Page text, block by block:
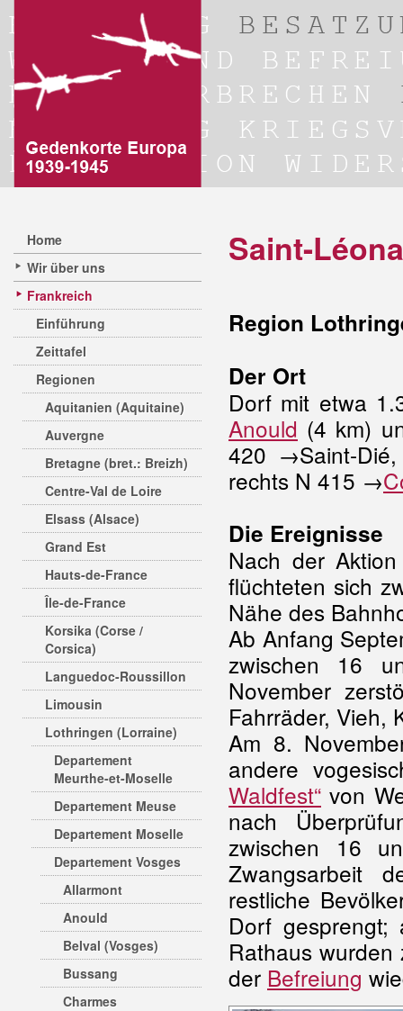
Home
Wir über uns
Frankreich
Einführung
Zeittafel
Regionen
Aquitanien (Aquitaine)
Auvergne
Bretagne (bret.: Breizh)
Centre-Val de Loire
Elsass (Alsace)
Grand Est
Hauts-de-France
Île-de-France
Korsika (Corse /
Corsica)
Languedoc-Roussillon
Limousin
Lothringen (Lorraine)
Departement
Meurthe-et-Moselle
Departement Meuse
Departement Moselle
Departement Vosges
Allarmont
Anould
Belval (Vosges)
Bussang
Charmes
Saint-
Region
Der Ort
Dorf mit etwa
Anould (4 km)
420 →Saint-
rechts N 415 →
Die Ereignisse
Nach der
flüchteten sich
Nähe des
Ab Anfang
zwischen 16
November
Fahrräder, Vieh,
Am 8.
andere
Waldfest“ von
nach
zwischen 16
Zwangsarbeit
restliche
Dorf
Rathaus
der Befreiung